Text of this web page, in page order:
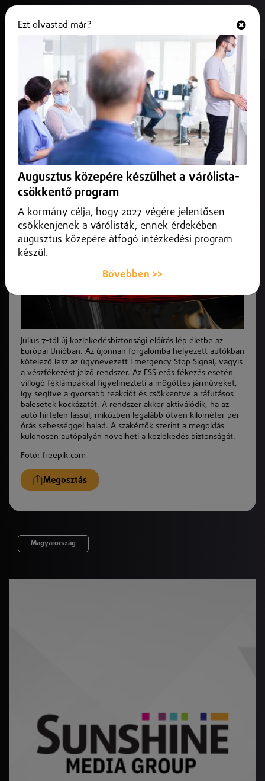
Új biztonsági előírás lép életbe az
autóknál
2026. június 08.Külföld
Július 7-től új közlekedésbiztonsági előírás lép életbe az
Július 7-től új közlekedésbiztonsági előírás lép életbe az
Európai Unióban. Az újonnan forgalomba helyezett autókban
kötelező lesz az úgynevezett Emergency Stop Signal, vagyis
a vészfékezést jelző rendszer. Az ESS erős fékezés esetén
villogó féklámpákkal figyelmezteti a mögöttes járműveket,
így segítve a gyorsabb reakciót és csökkentve a ráfutásos
balesetek kockázatát. A rendszer akkor aktiválódik, ha az
autó hirtelen lassul, miközben legalább ötven kilométer per
órás sebességgel halad. A szakértők szerint a megoldás
különösen autópályán növelheti a közlekedés biztonságát.
Fotó: freepik.com
Megosztás
Magyarország
Ezt olvastad már?
Augusztus közepére készülhet a várólista-
csökkentő program
A kormány célja, hogy 2027 végére jelentősen
csökkenjenek a várólisták, ennek érdekében
augusztus közepére átfogó intézkedési program
készül.
Bővebben >>